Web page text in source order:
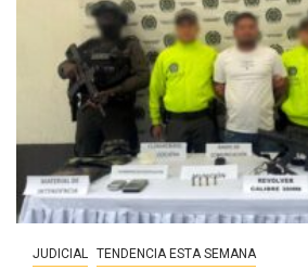
JUDICIAL TENDENCIA ESTA SEMANA